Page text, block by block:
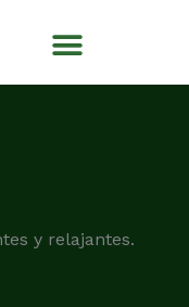
y relajantes.